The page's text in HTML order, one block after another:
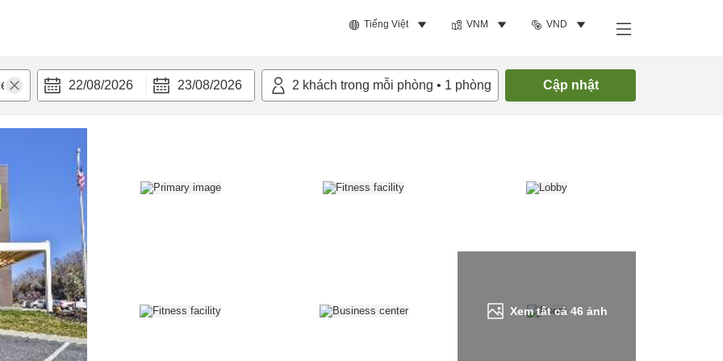
Tiếng Việt VNM VND
22/08/2026 23/08/2026 2 khách trong mỗi phòng • 1 phòng Cập nhật
Xem tất cả46 ảnh
nghi Tìm phòng trống